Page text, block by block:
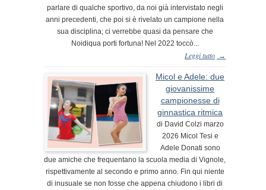
parlare di qualche sportivo, da noi già intervistato negli
anni precedenti, che poi si è rivelato un campione nella
sua disciplina; ci verrebbe quasi da pensare che
Noidiqua porti fortuna! Nel 2022 toccò...
Leggi tutto →
Micol e Adele: due
giovanissime
campionesse di
ginnastica ritmica
di David Colzi marzo
2026 Micol Tesi e
Adele Donati sono
due amiche che frequentano la scuola media di Vignole,
rispettivamente al secondo e primo anno. Fin qui niente
di inusuale se non fosse che appena chiudono i libri di